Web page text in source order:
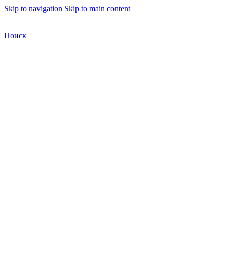
Skip to navigation Skip to main content
Поиск